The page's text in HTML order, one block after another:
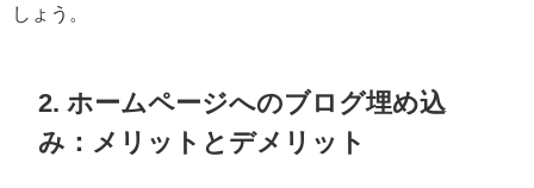
しょう。
2. ホームページへのブログ埋め込
み：メリットとデメリット